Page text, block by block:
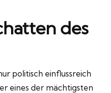
des
politisch einflussreich
eines der mächtigsten